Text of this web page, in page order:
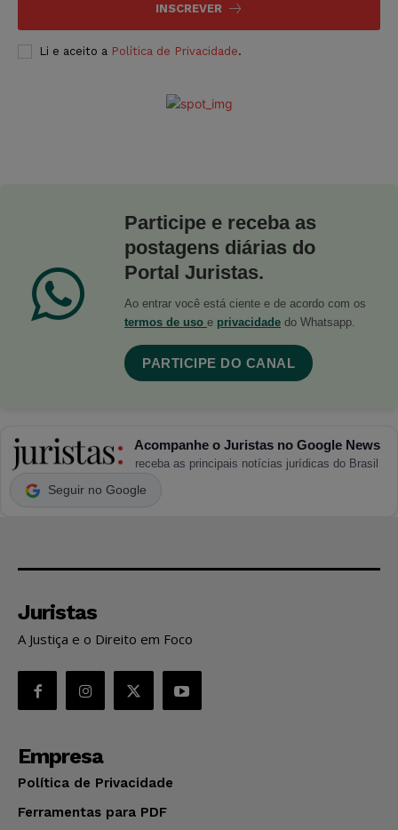
INSCREVER
Li e aceito a Política de Privacidade.
Participe e receba as
postagens diárias do
Portal Juristas.
Ao entrar você está ciente e de acordo com os
termos de uso e privacidade do Whatsapp.
PARTICIPE DO CANAL
Acompanhe o Juristas no Google News
receba as principais notícias jurídicas do Brasil
Seguir no Google
Juristas
A Justiça e o Direito em Foco
Empresa
Política de Privacidade
Ferramentas para PDF